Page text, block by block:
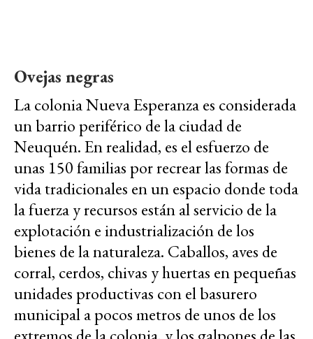
Ovejas negras
La colonia Nueva Esperanza es considerada
un barrio periférico de la ciudad de
Neuquén. En realidad, es el esfuerzo de
unas 150 familias por recrear las formas de
vida tradicionales en un espacio donde toda
la fuerza y recursos están al servicio de la
explotación e industrialización de los
bienes de la naturaleza. Caballos, aves de
corral, cerdos, chivas y huertas en pequeñas
unidades productivas con el basurero
municipal a pocos metros de unos de los